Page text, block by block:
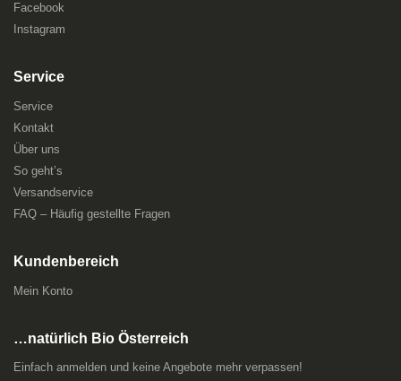
Facebook
Instagram
Service
Service
Kontakt
Über uns
So geht’s
Versandservice
FAQ – Häufig gestellte Fragen
Kundenbereich
Mein Konto
…natürlich Bio Österreich
Einfach anmelden und keine Angebote mehr verpassen!